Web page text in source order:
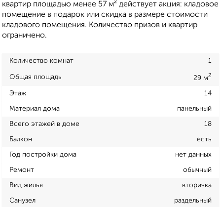
квартир площадью менее 57 м² действует акция: кладовое
помещение в подарок или скидка в размере стоимости
кладового помещения. Количество призов и квартир
ограничено.
Количество комнат 1
Общая площадь 29 м2
Этаж 14
Материал дома панельный
Всего этажей в доме 18
Балкон есть
Год постройки дома нет данных
Ремонт обычный
Вид жилья вторичка
Санузел раздельный